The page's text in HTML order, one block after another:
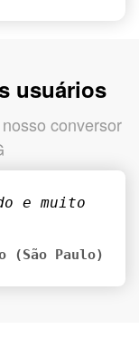
usuários
conversor
e muito
(São Paulo)